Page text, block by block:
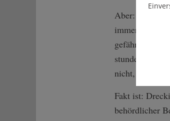
Aber: Wer
immer wieder
gefährlich.
stundenlang
nicht, wie sich
Fakt ist:
behördlicher